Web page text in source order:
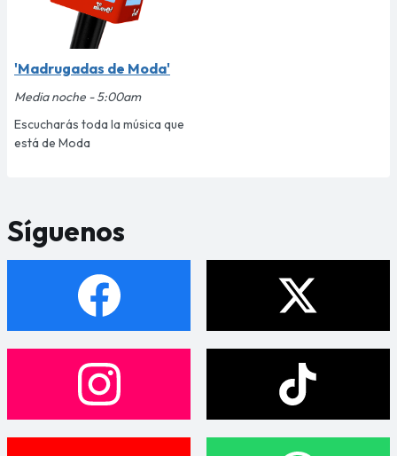
'Madrugadas de Moda'
Media noche - 5:00am
Escucharás toda la música que
está de Moda
Síguenos